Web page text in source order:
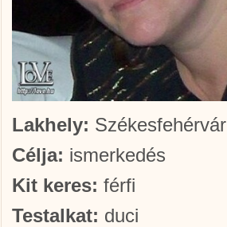
Lakhely: Székesfehérvár
Célja: ismerkedés
Kit keres: férfi
Testalkat: duci